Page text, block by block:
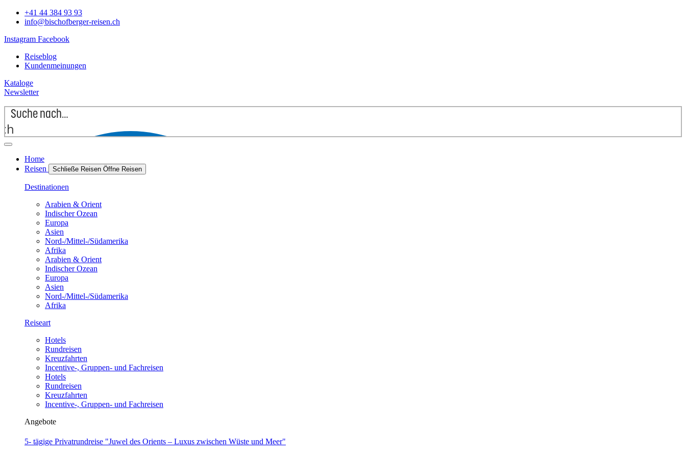
+41 44 384 93 93
info@bischofberger-reisen.ch
Instagram Facebook
Reiseblog
Kundenmeinungen
Kataloge
Newsletter
Home
Reisen
Schließe Reisen Öffne Reisen
Destinationen
Arabien & Orient
Indischer Ozean
Europa
Asien
Nord-/Mittel-/Südamerika
Afrika
Arabien & Orient
Indischer Ozean
Europa
Asien
Nord-/Mittel-/Südamerika
Afrika
Reiseart
Hotels
Rundreisen
Kreuzfahrten
Incentive-, Gruppen- und Fachreisen
Hotels
Rundreisen
Kreuzfahrten
Incentive-, Gruppen- und Fachreisen
Angebote
5- tägige Privatrundreise "Juwel des Orients – Luxus zwischen Wüste und Meer"